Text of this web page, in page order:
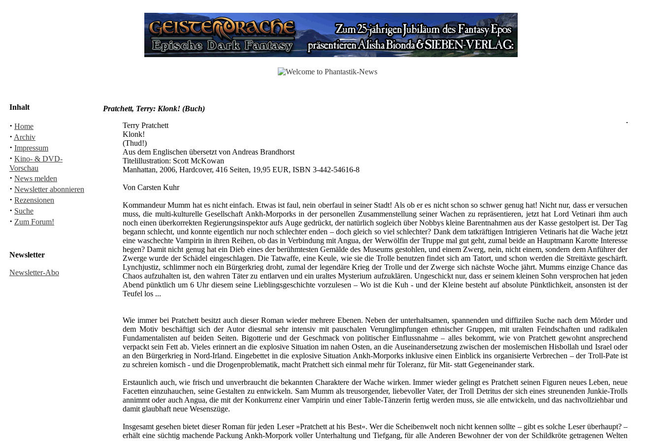
Inhalt
· Home
· Archiv
· Impressum
· Kino- & DVD-
Vorschau
· News melden
· Newsletter abonnieren
· Rezensionen
· Suche
· Zum Forum!
Newsletter
Newsletter-Abo
Pratchett, Terry: Klonk! (Buch)
Terry Pratchett
Klonk!
(Thud!)
Aus dem Englischen übersetzt von Andreas Brandhorst
Titelillustration: Scott McKowan
Manhattan, 2006, Hardcover, 416 Seiten, 19,95 EUR, ISBN 3-442-54616-8
Von Carsten Kuhr
Kommandeur Mumm hat es nicht einfach. Etwas ist faul, nein oberfaul in seiner Stadt! Als ob er es nicht schon so schwer genug hat! Nicht nur, dass er versuchen
muss, die multi-kulturelle Gesellschaft Ankh-Morporks in der personellen Zusammenstellung seiner Wachen zu repräsentieren, jetzt hat Lord Vetinari ihm auch
noch einen überkorrekten Regierungsinspektor aufs Auge gedrückt, der natürlich sogleich über Nobbys kleine Barentnahmen aus der Kasse gestolpert ist. Der Tag
begann schlecht, und konnte eigentlich nur noch schlechter enden – doch gleich so viel schlechter? Dank dem tatkräftigen Intrigieren Vetinaris hat die Wache jetzt
eine waschechte Vampirin in ihren Reihen, ob das in Verbindung mit Angua, der Werwölfin der Truppe mal gut geht, zumal beide an Hauptmann Karotte Interesse
hegen? Damit nicht genug hat ein Dieb eines der berühmtesten Gemälde des Museums gestohlen, und einem Zwerg, nein, nicht einem, sondern dem Anführer der
Zwerge wurde der Schädel eingeschlagen. Die Tatwaffe, eine Keule, wie sie die Trolle benutzen findet sich am Tatort, und schon werden die Streitäxte geschärft.
Lynchjustiz, schlimmer noch ein Bürgerkrieg droht, zumal der legendäre Krieg der Trolle und der Zwerge sich nächste Woche jährt. Mumms einzige Chance das
Chaos aufzuhalten ist, den wahren Täter zu entlarven und ein uraltes Mysterium aufzuklären. Ungeschickt nur, dass er seinem kleinen Sohn versprochen hat jeden
Abend pünktlich um 6 Uhr diesem seine Lieblingsgeschichte vorzulesen – Wo ist die Kuh - und der Kleine besteht auf absolute Pünktlichkeit, ansonsten ist der
Teufel los ...
Wie immer bei Pratchett besitzt auch dieser Roman wieder mehrere Ebenen. Neben der unterhaltsamen, spannenden und diffizilen Suche nach dem Mörder und
dem Motiv beschäftigt sich der Autor diesmal sehr intensiv mit pauschalen Verunglimpfungen ethnischer Gruppen, mit uralten Feindschaften und radikalen
Fundamentalisten auf beiden Seiten. Bigotterie und der Geschmack von politischer Einflussnahme – alles bekommt, wie von Pratchett gewohnt ansprechend
verpackt sein Fett ab. Vieles erinnert an die explosive Situation im nahen Osten, an die Auseinandersetzung zwischen der moslemischen Hisbollah und Israel oder
an den Bürgerkrieg in Nord-Irland. Eingebettet in die explosive Situation Ankh-Morporks inklusive einen Einblick ins organisierte Verbrechen – der Troll-Pate ist
zu schreien komisch - und die Drogenproblematik, macht Pratchett sich einmal mehr für Toleranz, für Mit- statt Gegeneinander stark.
Erstaunlich auch, wie frisch und unverbraucht die bekannten Charaktere der Wache wirken. Immer wieder gelingt es Pratchett seinen Figuren neues Leben, neue
Facetten einzuhauchen, seine Gestalten zu entwickeln. Sam Mumm als treusorgender, liebevoller Vater, der Troll Detritus der sich eines streunenden Junkie-Trolls
annimmt oder auch Angua, die mit der Konkurrenz einer Vampirin und einer Table-Tänzerin fertig werden muss, sie alle entwickeln, und das nachvollziehbar und
damit glaubhaft neue Wesenszüge.
Insgesamt gesehen bietet dieser Roman für jeden Leser »Pratchett at his Best«. Wer die Scheibenwelt noch nicht kennen sollte – gibt es solche Leser überhaupt? –
erhält eine süchtig machende Packung Ankh-Morpork voller Unterhaltung und Tiefgang, für alle Anderen Bewohner der von der Schildkröte getragenen Welten